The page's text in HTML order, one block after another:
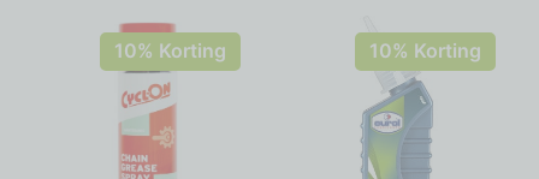
10% Korting 10% Korting